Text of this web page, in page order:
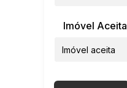
Imóvel Aceita
Imóvel aceita